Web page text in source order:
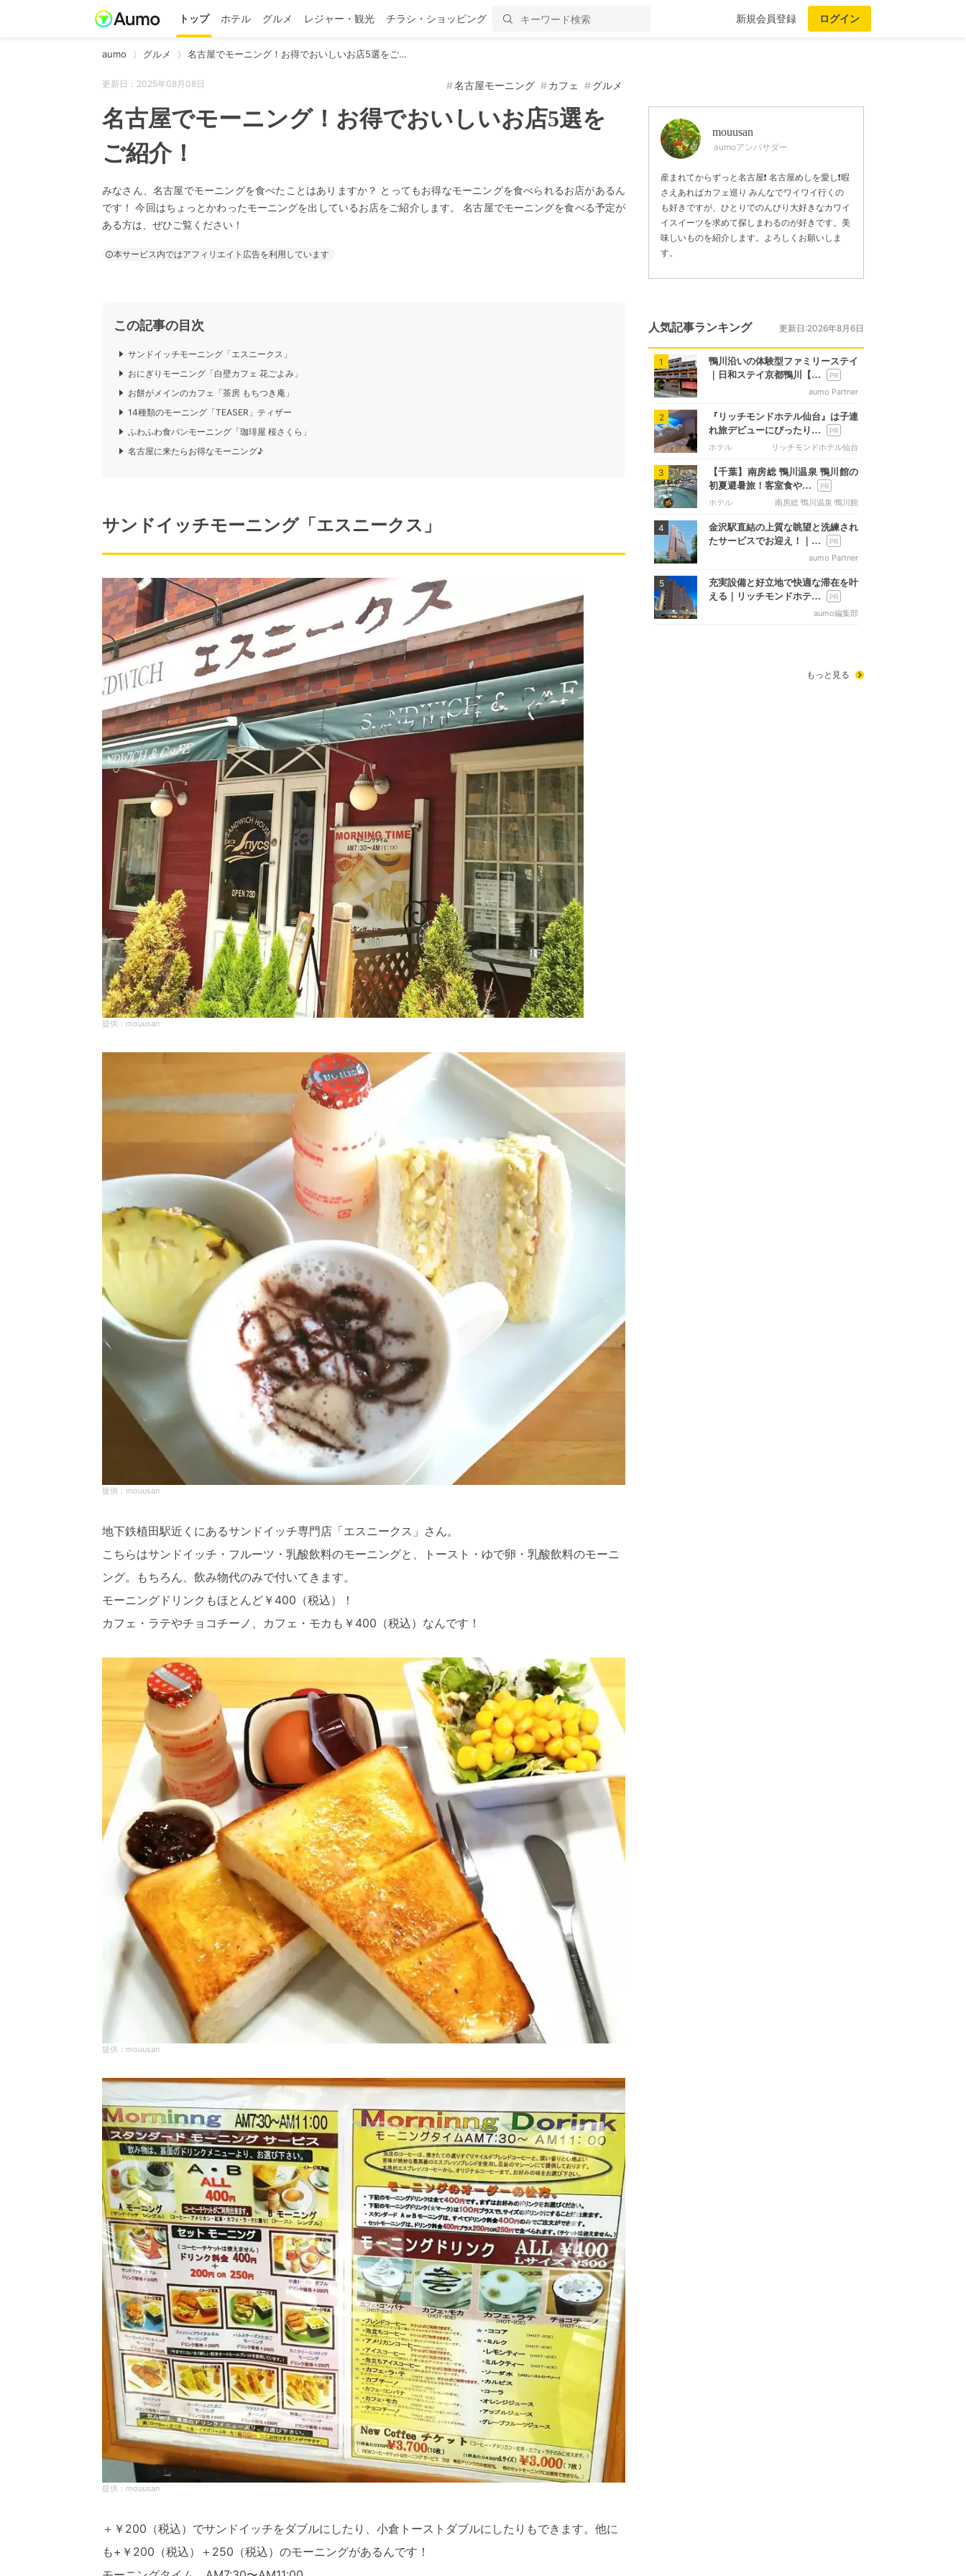
トップ ホテル グルメ レジャー・観光 チラシ・ショッピング 新規会員登録 ログイン
aumo グルメ 名古屋でモーニング！お得でおいしいお店5選をご…
更新日：2025年08月08日 名古屋モーニング カフェ グルメ
名古屋でモーニング！お得でおいしいお店5選を
ご紹介！
みなさん、名古屋でモーニングを食べたことはありますか？ とってもお得なモーニングを食べられるお店があるん
です！ 今回はちょっとかわったモーニングを出しているお店をご紹介します。 名古屋でモーニングを食べる予定が
ある方は、ぜひご覧ください！
本サービス内ではアフィリエイト広告を利用しています
この記事の目次
サンドイッチモーニング「エスニークス」
おにぎりモーニング「白壁カフェ 花ごよみ」
お餅がメインのカフェ「茶房 もちつき庵」
14種類のモーニング「TEASER」ティザー
ふわふわ食パンモーニング「珈琲屋 桜さくら」
名古屋に来たらお得なモーニング♪
サンドイッチモーニング「エスニークス」
mouusan
mouusan
地下鉄植田駅近くにあるサンドイッチ専門店「エスニークス」さん。
こちらはサンドイッチ・フルーツ・乳酸飲料のモーニングと、トースト・ゆで卵・乳酸飲料のモーニ
ング。もちろん、飲み物代のみで付いてきます。
モーニングドリンクもほとんど￥400（税込）！
カフェ・ラテやチョコチーノ、カフェ・モカも￥400（税込）なんです！
mouusan
mouusan
＋￥200（税込）でサンドイッチをダブルにしたり、小倉トーストダブルにしたりもできます。他に
も+￥200（税込）＋250（税込）のモーニングがあるんです！
mouusan
aumoアンバサダー
産まれてからずっと名古屋❗ 名古屋めしを愛し❗暇
さえあればカフェ巡り みんなでワイワイ行くの
も好きですが、ひとりでのんびり大好きなカワイ
イスイーツを求めて探しまわるのが好きです。美
味しいものを紹介します。よろしくお願いしま
す。
人気記事ランキング 更新日:2026年8月6日
1
鴨川沿いの体験型ファミリーステイ
｜日和ステイ京都鴨川【…
aumo Partner
2
『リッチモンドホテル仙台』は子連
れ旅デビューにぴったり…
ホテル リッチモンドホテル仙台
3
【千葉】南房総 鴨川温泉 鴨川館の
初夏避暑旅！客室食や…
ホテル 南房総 鴨川温泉 鴨川館
4
金沢駅直結の上質な眺望と洗練され
たサービスでお迎え！｜…
aumo Partner
5
充実設備と好立地で快適な滞在を叶
える｜リッチモンドホテ…
aumo編集部
もっと見る